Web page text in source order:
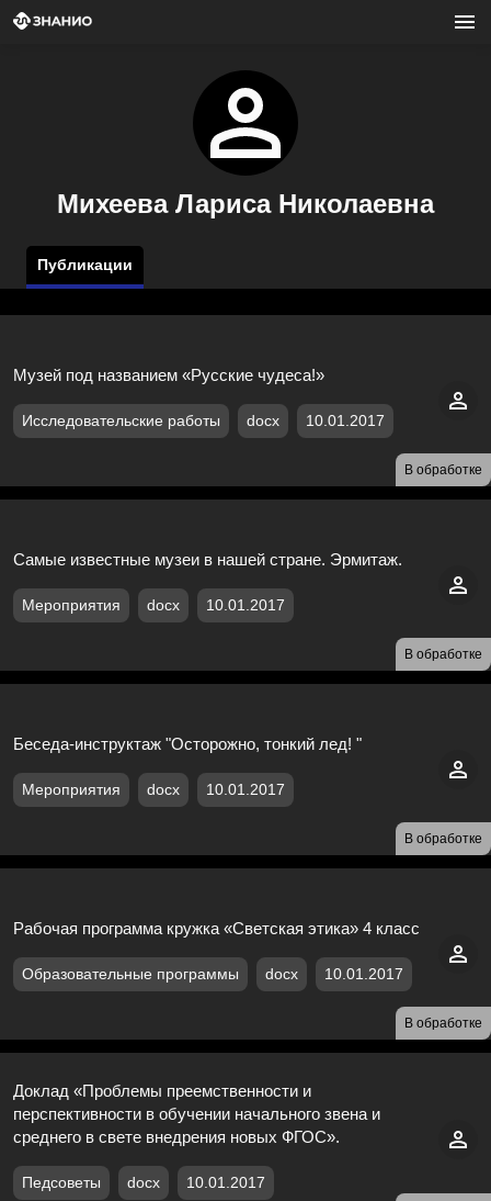
Михеева Лариса Николаевна
Публикации
В обработке
Музей под названием «Русские чудеса!»
Исследовательские работы docx 10.01.2017
В обработке
Самые известные музеи в нашей стране. Эрмитаж.
Мероприятия docx 10.01.2017
В обработке
Беседа-инструктаж "Осторожно, тонкий лед! "
Мероприятия docx 10.01.2017
В обработке
Рабочая программа кружка «Светская этика» 4 класс
Образовательные программы docx 10.01.2017
Доклад «Проблемы преемственности и
перспективности в обучении начального звена и
среднего в свете внедрения новых ФГОС».
Педсоветы docx 10.01.2017